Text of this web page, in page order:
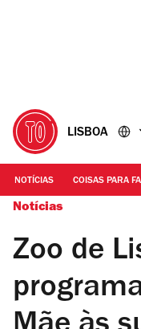
LISBOA
NOTÍCIAS COISAS PARA
Notícias
Zoo de